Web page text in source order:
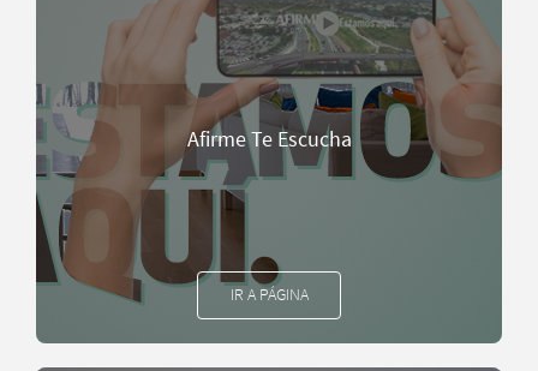
Afirme Te Escucha
IR A PÁGINA